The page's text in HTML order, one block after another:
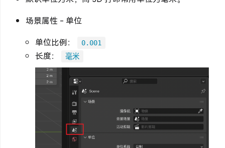
场景属性 - 单位
单位比例：
0.001
长度： 毫米